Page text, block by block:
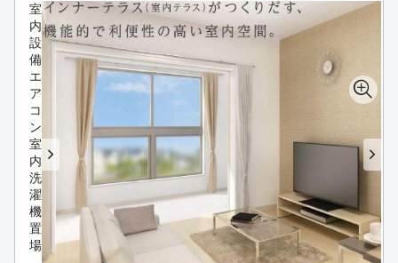
室
内
設
備
エ
ア
コ
ン
室
内
洗
濯
機
置
場